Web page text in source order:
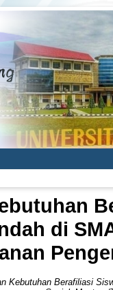
di
Kebutuhan Berafiliasi